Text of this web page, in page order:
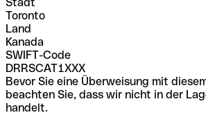
Toronto
Land
Kanada
SWIFT-Code
DRRSCAT1XXX
Bevor Sie eine Überweisung mit
beachten Sie, dass wir nicht in der
handelt.